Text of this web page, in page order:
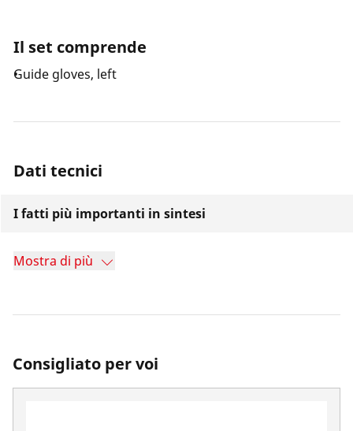
Il set comprende
Guide gloves, left
Dati tecnici
I fatti più importanti in sintesi
Mostra di più
Consigliato per voi